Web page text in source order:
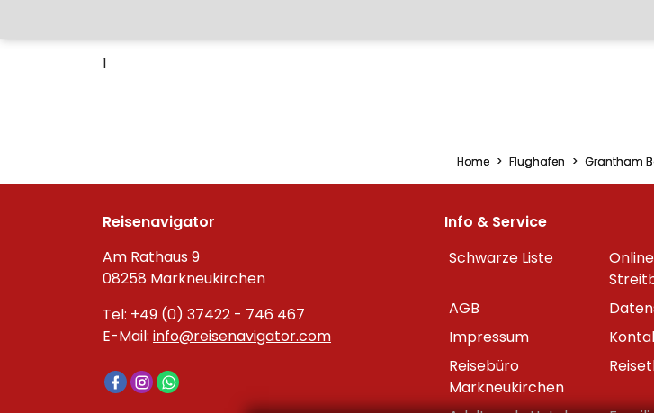
1
Home Flughafen Grantham
Reisenavigator
Am Rathaus 9
08258 Markneukirchen
Tel: +49 (0) 37422 - 746 467
E-Mail: info@reisenavigator.com
Info & Service
Schwarze Liste
Online
AGB
Impressum
Reisebüro
Markneukirchen